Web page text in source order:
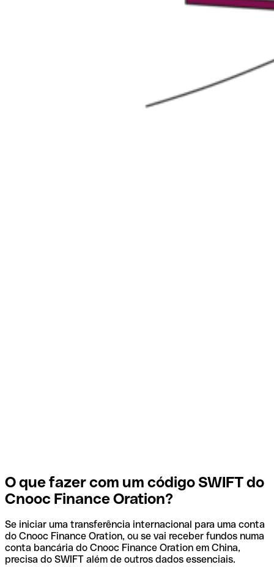
O que fazer com um código SWIFT do
Cnooc Finance Oration?
Se iniciar uma transferência internacional para uma conta
do Cnooc Finance Oration, ou se vai receber fundos numa
conta bancária do Cnooc Finance Oration em China,
precisa do SWIFT além de outros dados essenciais.